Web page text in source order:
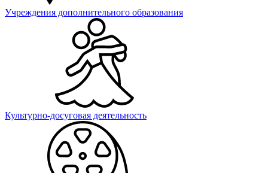
Учреждения дополнительного образования
Культурно-досуговая деятельность